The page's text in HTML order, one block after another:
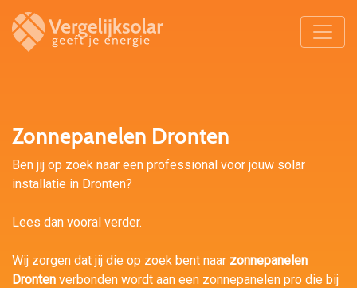
Zonnepanelen Dronten
Ben jij op zoek naar een professional voor jouw solar
installatie in Dronten?
Lees dan vooral verder.
Wij zorgen dat jij die op zoek bent naar zonnepanelen
Dronten verbonden wordt aan een zonnepanelen pro die bij